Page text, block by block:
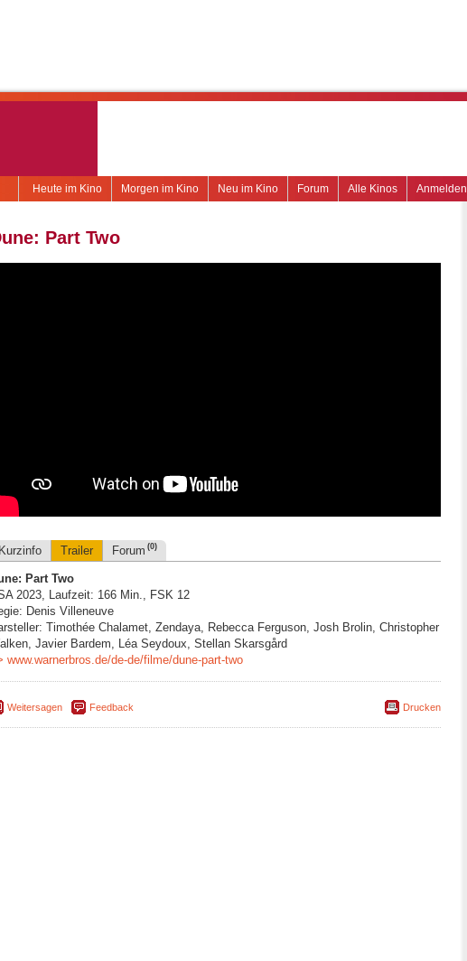
Anmelden
Alle Kinos
Forum
Neu im Kino
Morgen im Kino
Heute im Kino
Part Two
Kurzinfo Trailer Forum (0)
Part Two
2023, Laufzeit: 166 Min., FSK 12
Denis Villeneuve
Timothée Chalamet, Zendaya, Rebecca Ferguson, Josh Brolin, Christopher
Javier Bardem, Léa Seydoux, Stellan Skarsgård
www.warnerbros.de/de-de/filme/dune-part-two
Weitersagen Feedback Drucken